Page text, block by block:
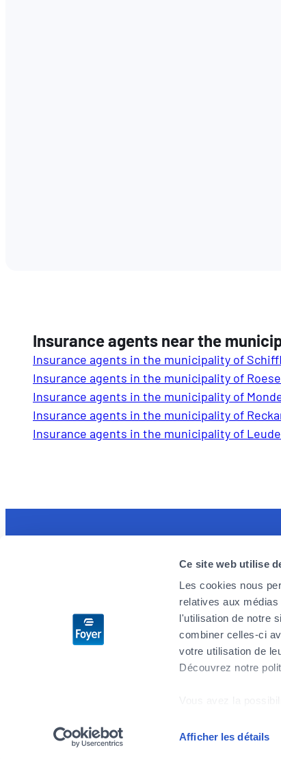
Ce site web utilise
Les cookies nous
relatives aux
l'utilisation de notre
combiner celles-ci
votre utilisation de
Découvrez notre
Afficher les détails
Insurance agents near the
Insurance agents in the municipality of
Insurance agents in the municipality of
Insurance agents in the municipality of
Insurance agents in the municipality of
Insurance agents in the municipality of
Simple and intuitive, it will facilitate your
health reimbursement procedures. You track
your claims in real time and are reassured by
the 24/7 emergency reminder.
Sitemap Privacy Legal notices General Terms and